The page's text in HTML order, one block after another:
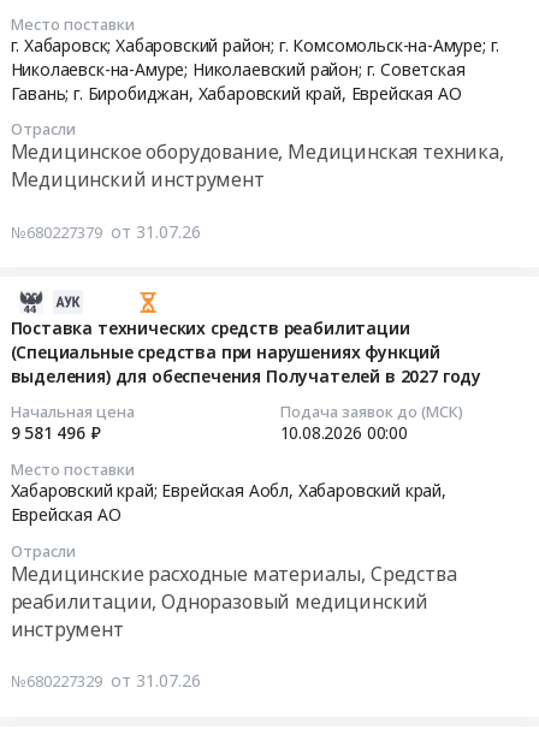
Место поставки
г. Хабаровск; Хабаровский район; г. Комсомольск-на-Амуре; г.
Николаевск-на-Амуре; Николаевский район; г. Советская
Гавань; г. Биробиджан, Хабаровский край, Еврейская АО
Отрасли
Медицинское оборудование, Медицинская техника,
Медицинский инструмент
№680227379 от 31.07.26
Поставка технических средств реабилитации
(Специальные средства при нарушениях функций
выделения) для обеспечения Получателей в 2027 году
Начальная цена
9 581 496 ₽
Подача заявок до (МСК)
10.08.2026 00:00
Место поставки
Хабаровский край; Еврейская Аобл, Хабаровский край,
Еврейская АО
Отрасли
Медицинские расходные материалы, Средства
реабилитации, Одноразовый медицинский
инструмент
№680227329 от 31.07.26